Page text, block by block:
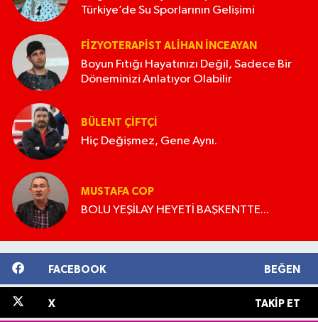
Türkiye’de Su Sporlarının Gelişimi
FIZYOTERAPIST ALIHAN İNCEAYAN
Boyun Fıtığı Hayatınızı Değil, Sadece Bir
Döneminizi Anlatıyor Olabilir
BÜLENT ÇIFTÇI
Hiç Değişmez, Gene Aynı.
MUSTAFA COP
BOLU YEŞİLAY HEYETİ BAŞKENTTE...
FACEBOOK BEĞEN
X TAKIP ET